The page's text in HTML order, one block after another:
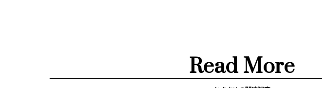
Read More